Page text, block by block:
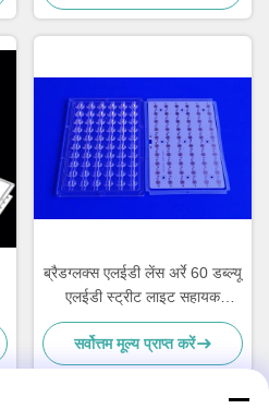
ब्रैडग्लक्स एलईडी लेंस अर्रे 60 डब्ल्यू
एलईडी स्ट्रीट लाइट सहायक
उपकरण, आरओएचएस
सर्वोत्तम मूल्य प्राप्त करें